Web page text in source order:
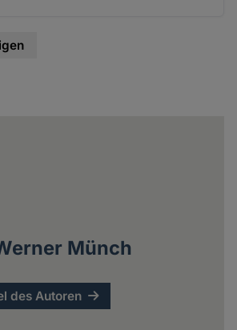
Münch
des Autoren